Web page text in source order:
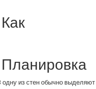
Планировка
одну из стен обычно выделяют